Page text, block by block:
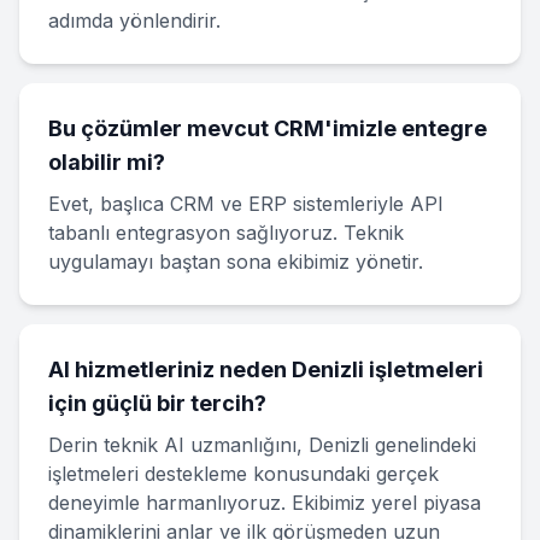
adımda yönlendirir.
Bu çözümler mevcut CRM'imizle entegre
olabilir mi?
Evet, başlıca CRM ve ERP sistemleriyle API
tabanlı entegrasyon sağlıyoruz. Teknik
uygulamayı baştan sona ekibimiz yönetir.
AI hizmetleriniz neden Denizli işletmeleri
için güçlü bir tercih?
Derin teknik AI uzmanlığını, Denizli genelindeki
işletmeleri destekleme konusundaki gerçek
deneyimle harmanlıyoruz. Ekibimiz yerel piyasa
dinamiklerini anlar ve ilk görüşmeden uzun